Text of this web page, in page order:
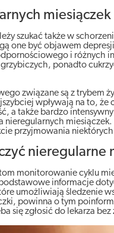
miesiączek
szukać także w
one być objawem
i różnych
ponadto
związane są z
wpływają na to,
a także bardzo
nieregularnych
przyjmowania
nieregularne
monitorowanie cyklu
informacje
umożliwiają śledzenie
powinna o tym
się zgłosić do lekarza bez